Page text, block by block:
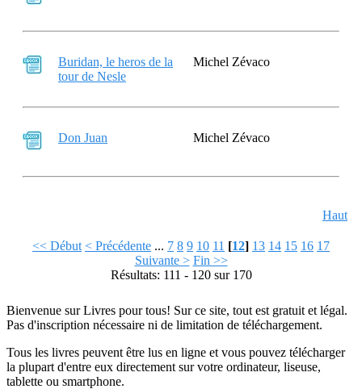
Buridan, le heros de la
tour de Nesle
Michel Zévaco
Don Juan Michel Zévaco
Haut
<< Début < Précédente ... 7 8 9 10 11 [12] 13 14 15 16 17
Suivante > Fin >>
Résultats: 111 - 120 sur 170
Bienvenue sur Livres pour tous! Sur ce site, tout est gratuit et légal.
Pas d'inscription nécessaire ni de limitation de téléchargement.
Tous les livres peuvent être lus en ligne et vous pouvez télécharger
la plupart d'entre eux directement sur votre ordinateur, liseuse,
tablette ou smartphone.